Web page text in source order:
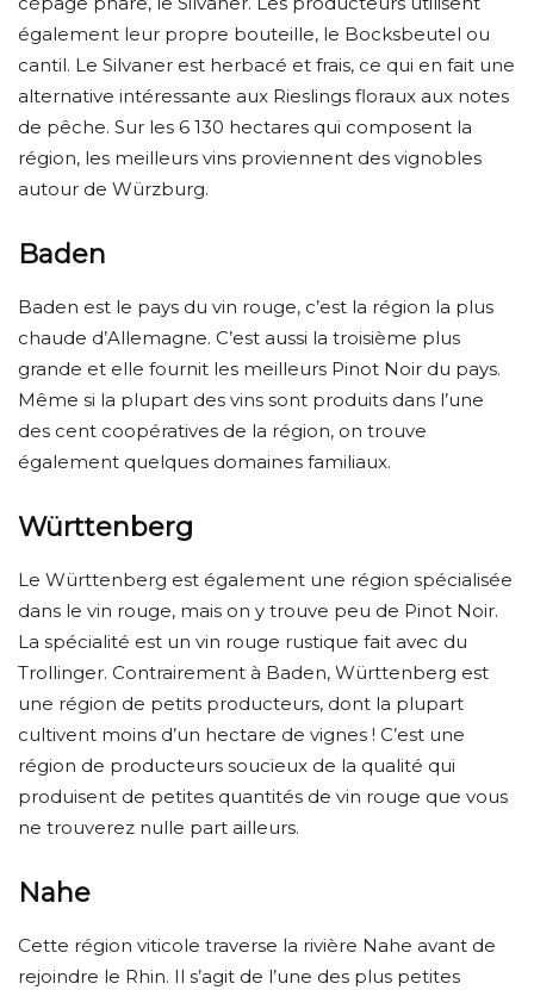
également leur propre bouteille, le Bocksbeutel ou
cantil. Le Silvaner est herbacé et frais, ce qui en fait une
alternative intéressante aux Rieslings floraux aux notes
de pêche. Sur les 6 130 hectares qui composent la
région, les meilleurs vins proviennent des vignobles
autour de Würzburg.
Baden
Baden est le pays du vin rouge, c’est la région la plus
chaude d’Allemagne. C’est aussi la troisième plus
grande et elle fournit les meilleurs Pinot Noir du pays.
Même si la plupart des vins sont produits dans l’une
des cent coopératives de la région, on trouve
également quelques domaines familiaux.
Württenberg
Le Württenberg est également une région spécialisée
dans le vin rouge, mais on y trouve peu de Pinot Noir.
La spécialité est un vin rouge rustique fait avec du
Trollinger. Contrairement à Baden, Württenberg est
une région de petits producteurs, dont la plupart
cultivent moins d’un hectare de vignes ! C’est une
région de producteurs soucieux de la qualité qui
produisent de petites quantités de vin rouge que vous
ne trouverez nulle part ailleurs.
Nahe
Cette région viticole traverse la rivière Nahe avant de
rejoindre le Rhin. Il s’agit de l’une des plus petites